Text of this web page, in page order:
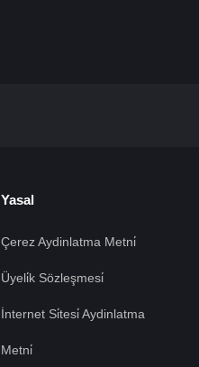
Yasal
Çerez Aydinlatma Metni̇
Üyeli̇k Sözleşmesi̇
İnternet Si̇tesi̇ Aydinlatma
Metni̇